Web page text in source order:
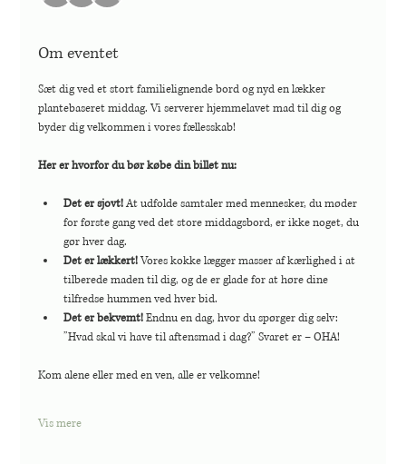
Om eventet
Sæt dig ved et stort familielignende bord og nyd en lækker
plantebaseret middag. Vi serverer hjemmelavet mad til dig og
byder dig velkommen i vores fællesskab!
Her er hvorfor du bør købe din billet nu:
Det er sjovt! At udfolde samtaler med mennesker, du møder
for første gang ved det store middagsbord, er ikke noget, du
gør hver dag.
Det er lækkert! Vores kokke lægger masser af kærlighed i at
tilberede maden til dig, og de er glade for at høre dine
tilfredse hummen ved hver bid.
Det er bekvemt! Endnu en dag, hvor du spørger dig selv:
”Hvad skal vi have til aftensmad i dag?” Svaret er – OHA!
Kom alene eller med en ven, alle er velkomne!
Vis mere